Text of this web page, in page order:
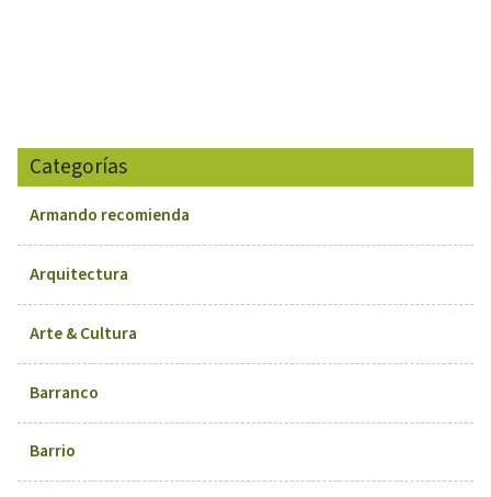
Categorías
Armando recomienda
Arquitectura
Arte & Cultura
Barranco
Barrio